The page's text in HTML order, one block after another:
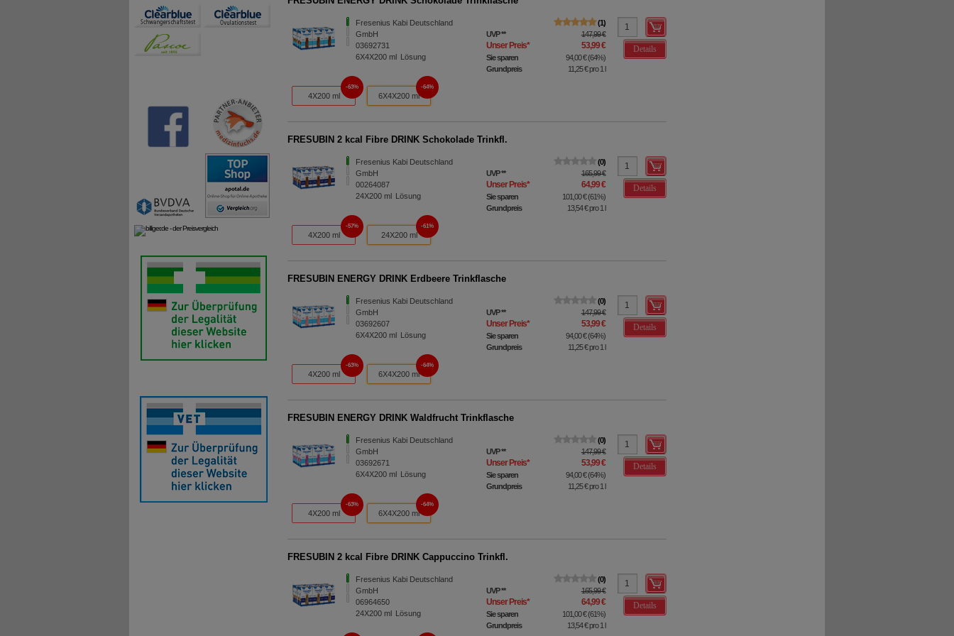
Fresenius Kabi Deutschland
GmbH
03692731
6X4X200 ml Lösung
1
UVP** 147,99 €
Unser Preis* 53,99 €
Sie sparen 94,00 €(64%)
Grundpreis
11,25 €pro 1 l
Details
4X200 ml
63%
6X4X200 ml
64%
FRESUBIN 2 kcal Fibre DRINK Schokolade Trinkfl.
Fresenius Kabi Deutschland
GmbH
00264087
24X200 ml Lösung
0
UVP** 165,99 €
Unser Preis* 64,99 €
Sie sparen 101,00 €(61%)
Grundpreis
13,54 €pro 1 l
Details
4X200 ml
57%
24X200 ml
61%
FRESUBIN ENERGY DRINK Erdbeere Trinkflasche
Fresenius Kabi Deutschland
GmbH
03692607
6X4X200 ml Lösung
0
UVP** 147,99 €
Unser Preis* 53,99 €
Sie sparen 94,00 €(64%)
Grundpreis
11,25 €pro 1 l
Details
4X200 ml
63%
6X4X200 ml
64%
FRESUBIN ENERGY DRINK Waldfrucht Trinkflasche
Fresenius Kabi Deutschland
GmbH
03692671
6X4X200 ml Lösung
0
UVP** 147,99 €
Unser Preis* 53,99 €
Sie sparen 94,00 €(64%)
Grundpreis
11,25 €pro 1 l
Details
4X200 ml
63%
6X4X200 ml
64%
FRESUBIN 2 kcal Fibre DRINK Cappuccino Trinkfl.
Fresenius Kabi Deutschland
GmbH
06964650
24X200 ml Lösung
0
UVP** 165,99 €
Unser Preis* 64,99 €
Sie sparen 101,00 €(61%)
Grundpreis
13,54 €pro 1 l
Details